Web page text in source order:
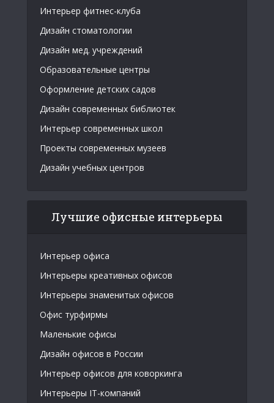
Интерьер фитнес-клуба
Дизайн стоматологии
Дизайн мед. учреждений
Образовательные центры
Оформление детских садов
Дизайн современных библиотек
Интерьер современных школ
Проекты современных музеев
Дизайн учебных центров
Лучшие офисные интерьеры
Интерьер офиса
Интерьеры креативных офисов
Интерьеры знаменитых офисов
Офис турфирмы
Маленькие офисы
Дизайн офисов в России
Интерьер офисов для коворкинга
Интерьеры IT-компаний